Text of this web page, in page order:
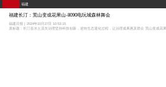
福建
福建长汀：荒山变成花果山-8090电玩城森林舞会
福建日报 | 2024年10月27日 10:53:15
原标题：长汀县水土流失治理坚持科技创新，逆转生态退化过程，让治理成果惠及群众 荒山变成花